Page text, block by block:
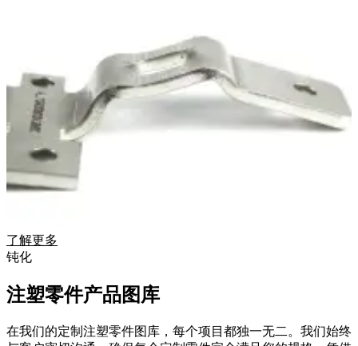
了解更多
钝化
注塑零件产品图库
在我们的定制注塑零件图库，每个项目都独一无二。我们始终